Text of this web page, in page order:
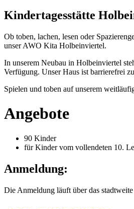
Kindertagesstätte
Ob toben, lachen, lesen oder
unser AWO Kita Holbeinviertel.
In unserem Neubau in Holbeinviertel
Verfügung. Unser Haus ist barrierefrei
Spielen und toben auf unserem
Angebote
90 Kinder
für Kinder vom vollendeten 10.
Anmeldung:
Die Anmeldung läuft über das